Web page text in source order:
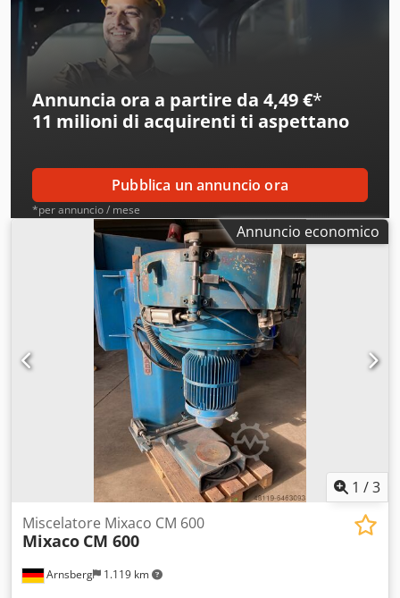
950 mm
Annuncia ora a partire da 4,49 €*
11 milioni di acquirenti ti aspettano
Pubblica un annuncio ora
*per annuncio / mese
Annuncio economico
1 /3
Arnsberg 1.119 km
Miscelatore Mixaco CM 600
Mixaco CM 600